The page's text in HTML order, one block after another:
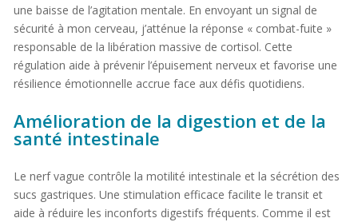
une baisse de l’agitation mentale. En envoyant un signal de
sécurité à mon cerveau, j’atténue la réponse « combat-fuite »
responsable de la libération massive de cortisol. Cette
régulation aide à prévenir l’épuisement nerveux et favorise une
résilience émotionnelle accrue face aux défis quotidiens.
Amélioration de la digestion et de la
santé intestinale
Le nerf vague contrôle la motilité intestinale et la sécrétion des
sucs gastriques. Une stimulation efficace facilite le transit et
aide à réduire les inconforts digestifs fréquents. Comme il est